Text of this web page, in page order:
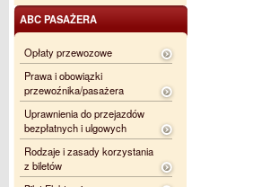
ABC PASAŻERA
Opłaty przewozowe
Prawa i obowiązki
przewoźnika/pasażera
Uprawnienia do przejazdów
bezpłatnych i ulgowych
Rodzaje i zasady korzystania
z biletów